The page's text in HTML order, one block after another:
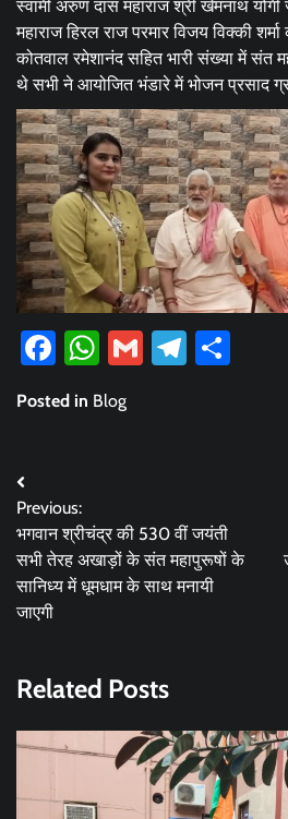
स्वामी अरुण दास महाराज श्री खेमनाथ योगी
महाराज हिरल राज परमार विजय विक्की शर्मा
कोतवाल रमेशानंद सहित भारी संख्या में संत
थे सभी ने आयोजित भंडारे में भोजन प्रसाद
Facebook
WhatsApp
Gmail
Posted in Blog
Post
navigation
Previous:
भगवान श्रीचंद्र की 530 वीं जयंती
सभी तेरह अखाड़ों के संत महापुरूषों के
सानिध्य में धूमधाम के साथ मनायी
जाएगी
Related Posts